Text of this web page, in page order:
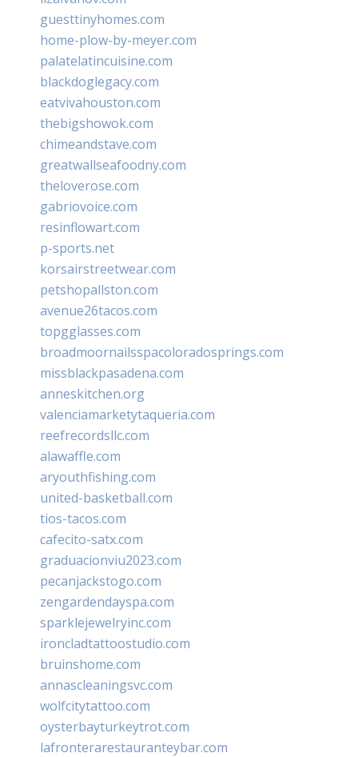
guesttinyhomes.com
home-plow-by-meyer.com
palatelatincuisine.com
blackdoglegacy.com
eatvivahouston.com
thebigshowok.com
chimeandstave.com
greatwallseafoodny.com
theloverose.com
gabriovoice.com
resinflowart.com
p-sports.net
korsairstreetwear.com
petshopallston.com
avenue26tacos.com
topgglasses.com
broadmoornailsspacoloradosprings.com
missblackpasadena.com
anneskitchen.org
valenciamarketytaqueria.com
reefrecordsllc.com
alawaffle.com
aryouthfishing.com
united-basketball.com
tios-tacos.com
cafecito-satx.com
graduacionviu2023.com
pecanjackstogo.com
zengardendayspa.com
sparklejewelryinc.com
ironcladtattoostudio.com
bruinshome.com
annascleaningsvc.com
wolfcitytattoo.com
oysterbayturkeytrot.com
lafronterarestauranteybar.com